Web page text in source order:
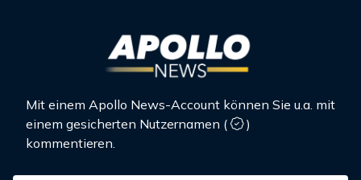
Mit einem Apollo News-Account können Sie u.a. mit
einem gesicherten Nutzernamen (
)
kommentieren.